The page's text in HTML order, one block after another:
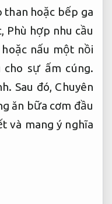
hoặc bếp ga
Phù hợp nhu cầu
nấu một nồi
sự ấm cúng.
Sau đó, Chuyên
ăn bữa cơm đầu
và mang ý nghĩa